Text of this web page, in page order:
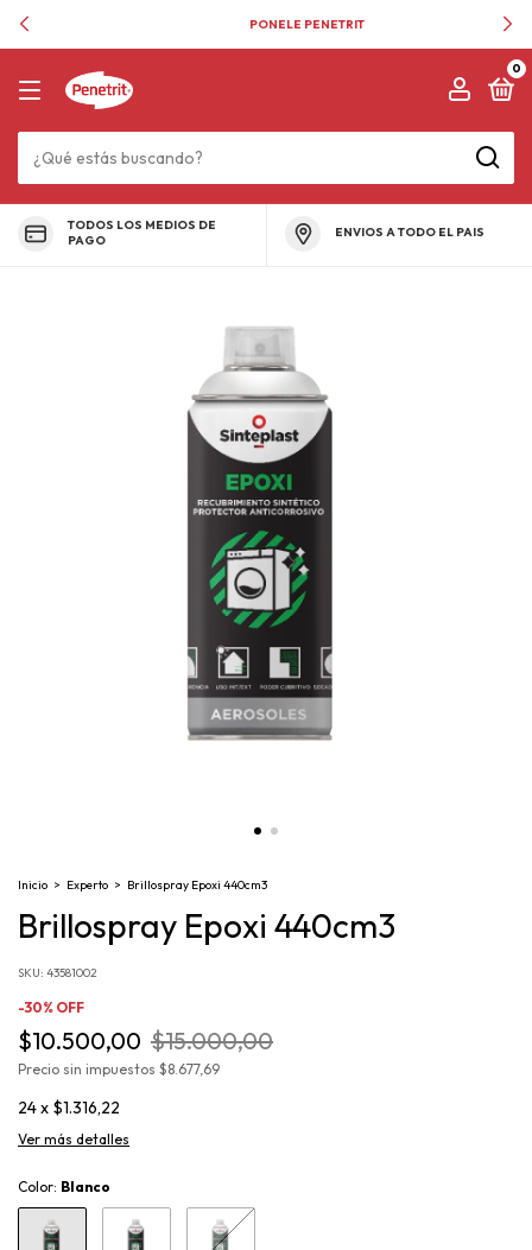
PONELE PENETRIT
0
TODOS LOS MEDIOS DE
PAGO
ENVIOS A TODO EL PAIS
Inicio > Experto > Brillospray Epoxi 440cm3
Brillospray Epoxi 440cm3
SKU: 43581002
-30% OFF
$10.500,00 $15.000,00
Precio sin impuestos $8.677,69
24x $1.316,22
Ver más detalles
Color: Blanco